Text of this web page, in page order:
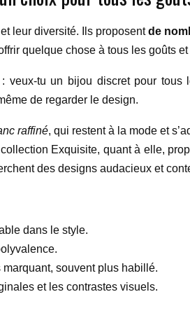
leur diversité. Ils proposentde
quelque chose à tous les goûts
veux-tu un bijou discret pour
de regarder le design.
raffiné, qui restent à la mode et
Exquisite, quant à elle,
des designs audacieux et
dans le style.
souvent plus habillé.
et les contrastes visuels.